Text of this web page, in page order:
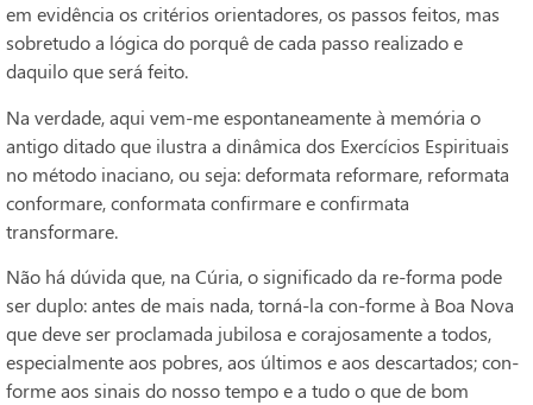
em evidência os critérios orientadores, os passos feitos, mas
sobretudo a lógica do porquê de cada passo realizado e
daquilo que será feito.
Na verdade, aqui vem-me espontaneamente à memória o
antigo ditado que ilustra a dinâmica dos Exercícios Espirituais
no método inaciano, ou seja: deformata reformare, reformata
conformare, conformata confirmare e confirmata
transformare.
Não há dúvida que, na Cúria, o significado da re-forma pode
ser duplo: antes de mais nada, torná-la con-forme à Boa Nova
que deve ser proclamada jubilosa e corajosamente a todos,
especialmente aos pobres, aos últimos e aos descartados; con-
forme aos sinais do nosso tempo e a tudo o que de bom